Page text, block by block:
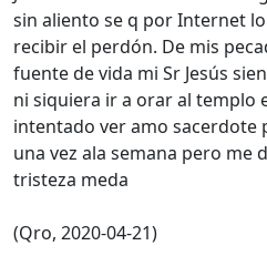
sin aliento se q por Internet
recibir el perdón. De mis
fuente de vida mi Sr Jesús
ni siquiera ir a orar al templo
intentado ver amo sacerdote
una vez ala semana pero me
tristeza meda
(Qro, 2020-04-21)